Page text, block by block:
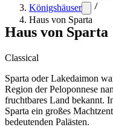
Königshäuser
Haus von Sparta
Haus von Sparta
Classical
Sparta oder Lakedaimon
Region der Peloponnese
fruchtbares Land bekannt.
Sparta ein großes
bedeutenden Palästen.